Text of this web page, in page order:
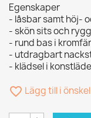
Egenskaper
- låsbar samt höj-
- skön sits och
- rund bas i
- utdragbart
- klädsel i
favorite_border Lägg till i